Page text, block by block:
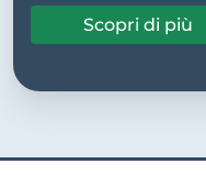
Scopri di più